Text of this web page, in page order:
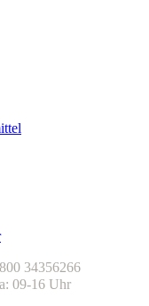
34356266
09-16 Uhr